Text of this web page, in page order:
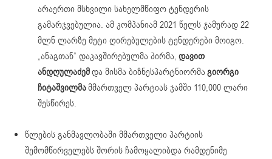
არაერთი მსხვილი სახელმწიფო ტენდერის
გამარჯვებულია. ამ კომპანიამ 2021 წელს ჯამურად 22
მლნ ლარზე მეტი ღირებულების ტენდერები მოიგო.
„ანაგთან” დაკავშირებულმა პირმა, დავით
ანდღულაძემდა მისმა ბიზნესპარტნიორმაგიორგი
ჩიტაშვილმამმართველ პარტიას ჯამში 110,000 ლარი
შესწირეს.
წლების განმავლობაში მმართველი პარტიის
შემომწირველებს შორის ჩამოყალიბდა რამდენიმე